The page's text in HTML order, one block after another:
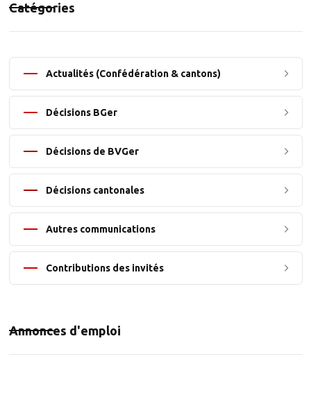
Catégories
Actualités (Confédération & cantons)
Décisions BGer
Décisions de BVGer
Décisions cantonales
Autres communications
Contributions des invités
Annonces d'emploi